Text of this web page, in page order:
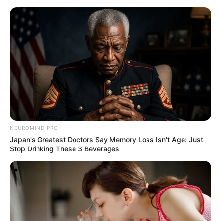
Angebote für die Freizeit in und um Herborn, Sinn
und Mittenaar
NEUROMIND PRO
Japan's Greatest Doctors Say Memory Loss Isn't Age: Just
Stop Drinking These 3 Beverages